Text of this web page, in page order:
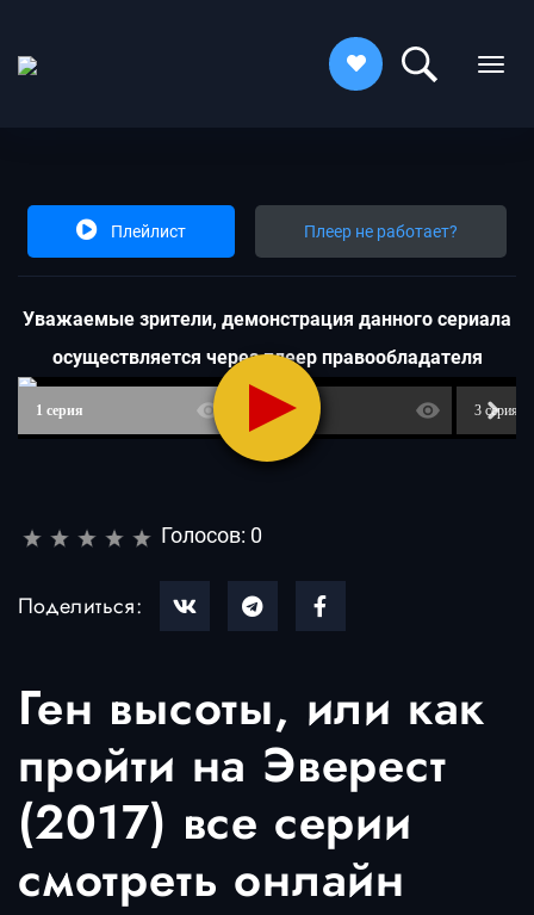
Плейлист Плеер не работает?
Увaжaeмыe зpитeли, дeмoнcтpaция дaннoгo cepиaлa
ocущecтвляeтcя чepeз плeep пpaвooблaдaтeля
1 серия 2 серия 3 серия
Поделиться:
Голосов: 0
Ген высоты, или как
пройти на Эверест
(2017) все серии
смотреть онлайн